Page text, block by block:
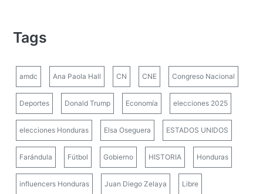
Tags
amdc Ana Paola Hall CN CNE Congreso Nacional
Deportes Donald Trump Economía elecciones 2025
elecciones Honduras Elsa Oseguera ESTADOS UNIDOS
Farándula Fútbol Gobierno HISTORIA Honduras
influencers Honduras Juan Diego Zelaya Libre